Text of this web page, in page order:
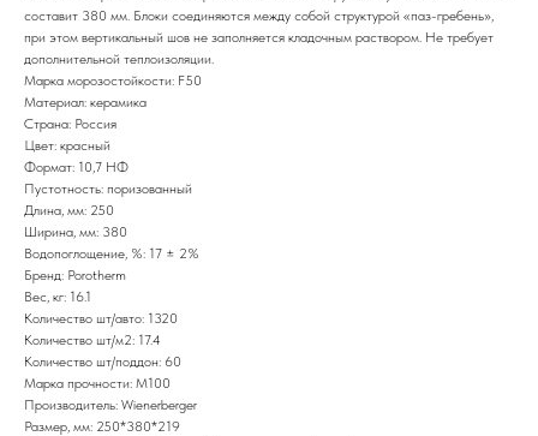
составит 380 мм. Блоки соединяются между собой структурой «паз-гребень»,
при этом вертикальный шов не заполняется кладочным раствором. Не требует
дополнительной теплоизоляции.
Марка морозостойкости: F50
Материал: керамика
Страна: Россия
Цвет: красный
Формат: 10,7 НФ
Пустотность: поризованный
Длина, мм: 250
Ширина, мм: 380
Водопоглощение, %: 17 ± 2%
Бренд: Porotherm
Вес, кг: 16.1
Количество шт/авто: 1320
Количество шт/м2: 17.4
Количество шт/поддон: 60
Марка прочности: М100
Производитель: Wienerberger
Размер, мм: 250*380*219